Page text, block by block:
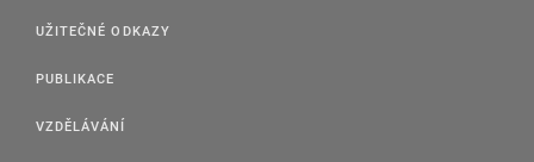
UŽITEČNÉ ODKAZY
PUBLIKACE
VZDĚLÁVÁNÍ